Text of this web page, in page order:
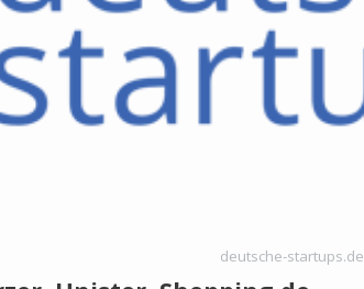
deutsche-startups.de